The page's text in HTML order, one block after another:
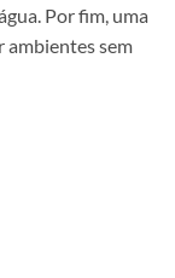
Por fim, uma
ambientes sem